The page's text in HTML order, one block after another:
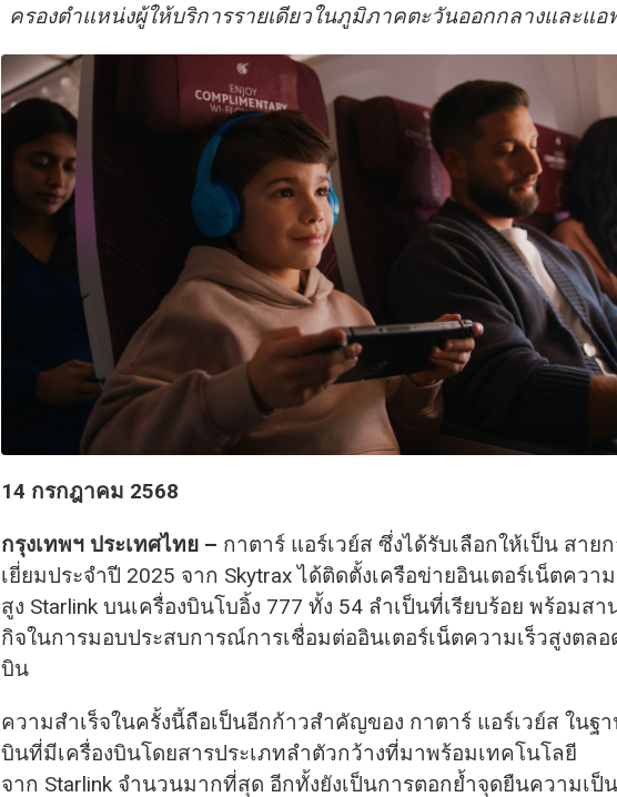
ครองตำแหน่งผู้ให้บริการรายเดียวในภูมิภาคตะวันออกกลางและแอ
14 กรกฎาคม 2568
กรุงเทพฯ ประเทศไทย – กาตาร์ แอร์เวย์ส ซึ่งได้รับเลือกให้เป็น สาย
เยี่ยมประจำปี 2025 จาก Skytrax ได้ติดตั้งเครือข่ายอินเตอร์เน็ตความ
สูง Starlink บนเครื่องบินโบอิ้ง 777 ทั้ง 54 ลำเป็นที่เรียบร้อย พร้อมส
กิจในการมอบประสบการณ์การเชื่อมต่ออินเตอร์เน็ตความเร็วสูงตลอ
บิน
ความสำเร็จในครั้งนี้ถือเป็นอีกก้าวสำคัญของ กาตาร์ แอร์เวย์ส ในฐ
บินที่มีเครื่องบินโดยสารประเภทลำตัวกว้างที่มาพร้อมเทคโนโลยี
จาก Starlink จำนวนมากที่สุด อีกทั้งยังเป็นการตอกย้ำจุดยืนความเป็